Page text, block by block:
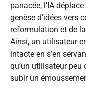
panacée, l’IA
genèse d’idées vers
reformulation et de
Ainsi, un utilisateur
intacte en s’en
qu’un utilisateur
subir un